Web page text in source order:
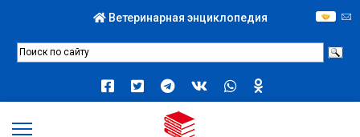
Ветеринарная энциклопедия